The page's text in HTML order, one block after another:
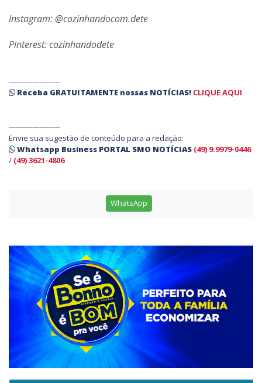
Instagram: @cozinhandocom.dete
Pinterest: cozinhandodete
----------------------
Receba GRATUITAMENTE nossas NOTÍCIAS! CLIQUE AQUI
----------------------
Envie sua sugestão de conteúdo para a redação:
Whatsapp Business PORTAL SMO NOTÍCIAS (49) 9.9979-0446
/ (49) 3621-4806
WhatsApp